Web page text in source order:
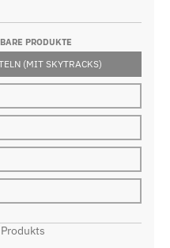
PRODUKTE
(MIT SKYTRACKS)